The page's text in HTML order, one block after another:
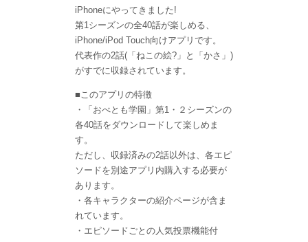
iPhoneにやってきました!
第1シーズンの全40話が楽しめる、
iPhone/iPod Touch向けアプリです。
代表作の2話(「ねこの絵?」と「かさ」)
がすでに収録されています。
■このアプリの特徴
・「おべとも学園」第1・２シーズンの
各40話をダウンロードして楽しめま
す。
ただし、収録済みの2話以外は、各エピ
ソードを別途アプリ内購入する必要が
あります。
・各キャラクターの紹介ページが含ま
れています。
・エピソードごとの人気投票機能付